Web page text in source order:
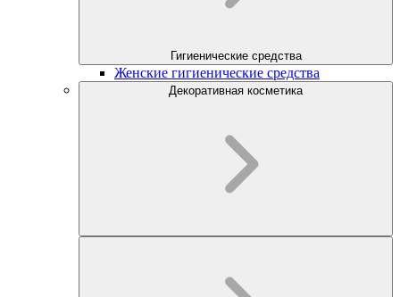
Гигиенические средства
Женские гигиенические средства
Декоративная косметика